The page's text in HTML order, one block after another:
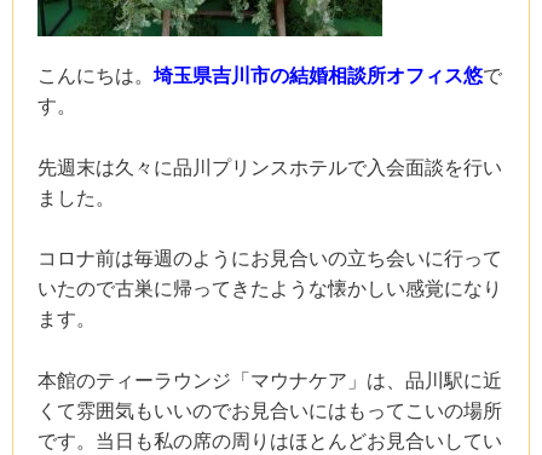
こんにちは。 埼玉県吉川市の結婚相談所オフィス悠で
す。
先週末は久々に品川プリンスホテルで入会面談を行い
ました。
コロナ前は毎週のようにお見合いの立ち会いに行って
いたので古巣に帰ってきたような懐かしい感覚になり
ます。
本館のティーラウンジ「マウナケア」は、品川駅に近
くて雰囲気もいいのでお見合いにはもってこいの場所
です。当日も私の席の周りはほとんどお見合いしてい